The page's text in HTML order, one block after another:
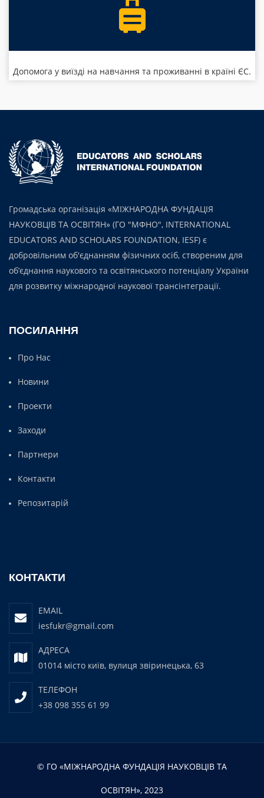
Допомога у виїзді на навчання та проживанні в країні ЄС.
Громадська організація «МІЖНАРОДНА ФУНДАЦІЯ
НАУКОВЦІВ ТА ОСВІТЯН» (ГО "МФНО", INTERNATIONAL
EDUCATORS AND SCHOLARS FOUNDATION, IESF) є
добровільним об'єднанням фізичних осіб, створеним для
об’єднання наукового та освітянського потенціалу України
для розвитку міжнародної наукової трансінтеграції.
ПОСИЛАННЯ
Про Нас
Новини
Проекти
Заходи
Партнери
Контакти
Репозитарій
КОНТАКТИ
EMAIL
iesfukr@gmail.com
АДРЕСА
01014 місто київ, вулиця звіринецька, 63
ТЕЛЕФОН
+38 098 355 61 99
© ГО «МІЖНАРОДНА ФУНДАЦІЯ НАУКОВЦІВ ТА
ОСВІТЯН», 2023